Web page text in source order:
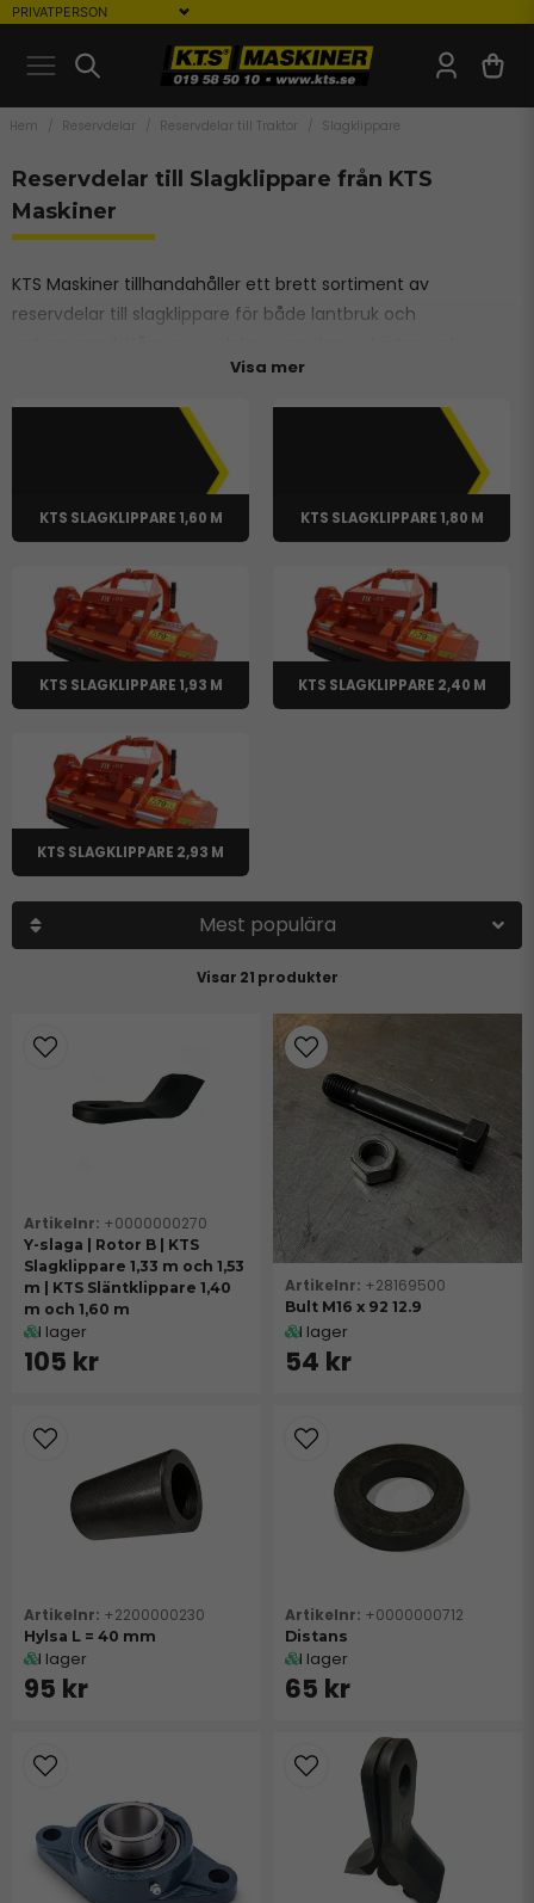
Hem Reservdelar Reservdelar till Traktor Slagklippare
Reservdelar till Slagklippare från KTS
Maskiner
KTS Maskiner tillhandahåller ett brett sortiment av
reservdelar till slagklippare för både lantbruk och
hydraulkomponenter, är utformade för att säkerställa hög
prestanda och lång livslängd vid klippning av grönytor, fält
och vegetation. Med KTS reservdelar kan du hålla din
slagklippare i toppskick och bibehålla hög effektivitet i ditt
Visa mer
KTS SLAGKLIPPARE 1,60 M KTS SLAGKLIPPARE 1,80 M
KTS SLAGKLIPPARE 1,93 M KTS SLAGKLIPPARE 2,40 M
KTS SLAGKLIPPARE 2,93 M
21 produkter
Mest populära
+0000000270
Y-slaga | Rotor B | KTS
Slagklippare 1,33 m och 1,53
m | KTS Släntklippare 1,40
m och 1,60 m
I lager
105 kr
+28169500
Bult M16 x 92 12.9
I lager
54 kr
+2200000230
Hylsa L = 40 mm
I lager
95 kr
+0000000712
Distans
I lager
65 kr